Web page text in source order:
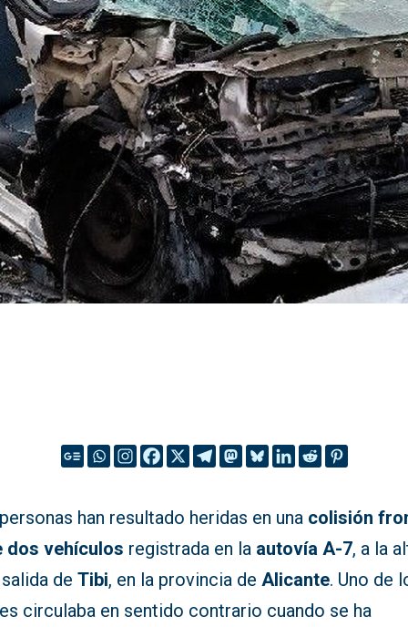
han resultado heridas en una colisión
dos vehículos registrada en la autovía A-7, a la
deTibi, en la provincia deAlicante. Uno de
circulaba en sentido contrario cuando se ha